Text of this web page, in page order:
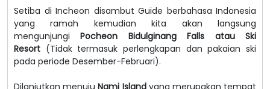
Setiba di Incheon disambut Guide berbahasa Indonesia
yang ramah kemudian kita akan langsung
mengunjungiPocheon Bidulginang Falls atau Ski
Resort (Tidak termasuk perlengkapan dan pakaian ski
pada periode Desember-Februari).
Dilanjutkan menujuNami Islandyang merupakan tempat